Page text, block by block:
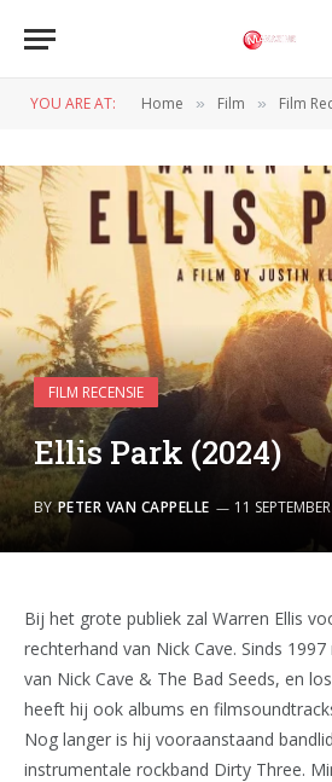
YOU ARE AT: Home » Film » Film
FILM RECENSIE
Ellis Park (2024)
BY PETER VAN CAPPELLE 11
Bij het grote publiek zal Warren Ellis
rechterhand van Nick Cave. Sinds
van Nick Cave & The Bad Seeds, en
heeft hij ook albums en
Nog langer is hij vooraanstaand
instrumentale rockband Dirty Three.